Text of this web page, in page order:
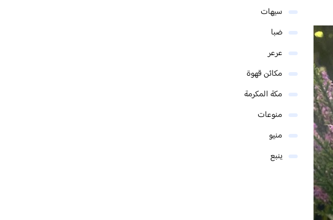
سيهات
ضبا
عرعر
مكائن قهوة
مكة المكرمة
منوعات
منيو
ينبع